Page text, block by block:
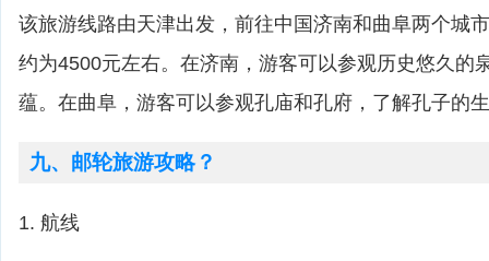
该旅游线路由天津出发，前往中国济南和曲阜两个城
约为4500元左右。在济南，游客可以参观历史悠久的
蕴。在曲阜，游客可以参观孔庙和孔府，了解孔子的
九、邮轮旅游攻略？
1. 航线